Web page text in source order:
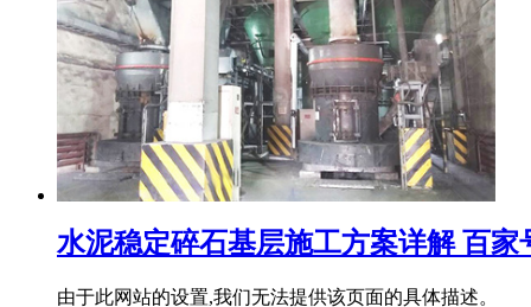
水泥稳定碎石基层施工方案详解 百家
由于此网站的设置,我们无法提供该页面的具体描述。